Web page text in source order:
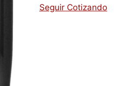
Seguir Cotizando